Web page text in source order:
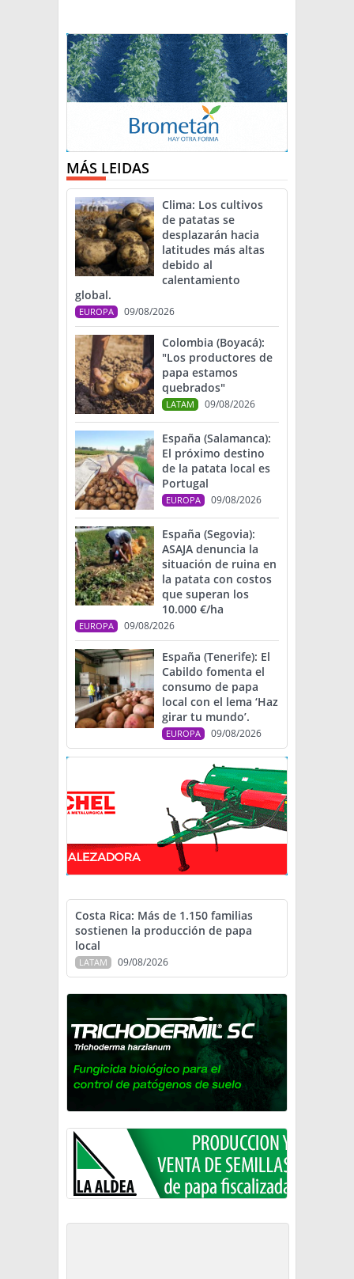
MÁS LEIDAS
Clima: Los cultivos
de patatas se
desplazarán hacia
latitudes más altas
debido al
calentamiento
global.
EUROPA 09/08/2026
Colombia (Boyacá):
"Los productores de
papa estamos
quebrados"
LATAM 09/08/2026
España (Salamanca):
El próximo destino
de la patata local es
Portugal
EUROPA 09/08/2026
España (Segovia):
ASAJA denuncia la
situación de ruina en
la patata con costos
que superan los
10.000 €/ha
EUROPA 09/08/2026
España (Tenerife): El
Cabildo fomenta el
consumo de papa
local con el lema ‘Haz
girar tu mundo’.
EUROPA 09/08/2026
Costa Rica: Más de 1.150 familias
sostienen la producción de papa
local
LATAM 09/08/2026